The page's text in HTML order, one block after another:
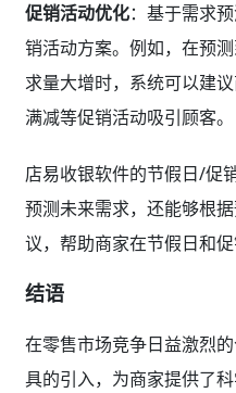
促销活动优化：基于需求
销活动方案。例如，在预
求量大增时，系统可以建
满减等促销活动吸引顾客。
店易收银软件的节假日/促
预测未来需求，还能够根
议，帮助商家在节假日和
结语
在零售市场竞争日益激烈
具的引入，为商家提供了